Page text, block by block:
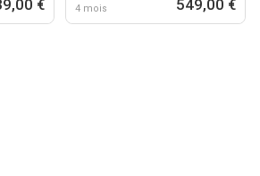
€ 4 mois 549,00 €